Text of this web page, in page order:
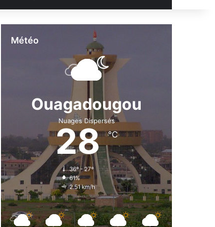
Météo
Ouagadougou
Nuages Dispersés
28℃
36º - 27º
61%
2.51 km/h